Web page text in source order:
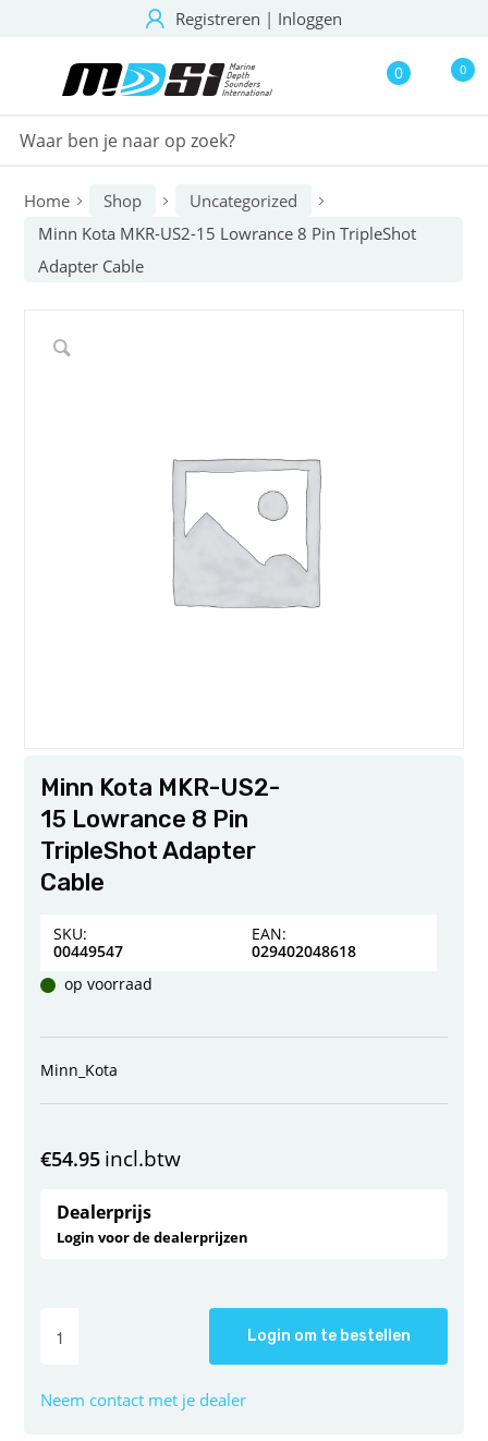
Registreren | Inloggen
0 0
Home Shop
Uncategorized
Minn Kota MKR-US2-15 Lowrance 8 Pin TripleShot
Adapter Cable
Minn Kota MKR-US2-
15 Lowrance 8 Pin
TripleShot Adapter
Cable
SKU:
00449547
EAN:
029402048618
op voorraad
Minn_Kota
€54.95 incl.btw
Dealerprijs
Login voor de dealerprijzen
Login om te bestellen
Neem contact met je dealer